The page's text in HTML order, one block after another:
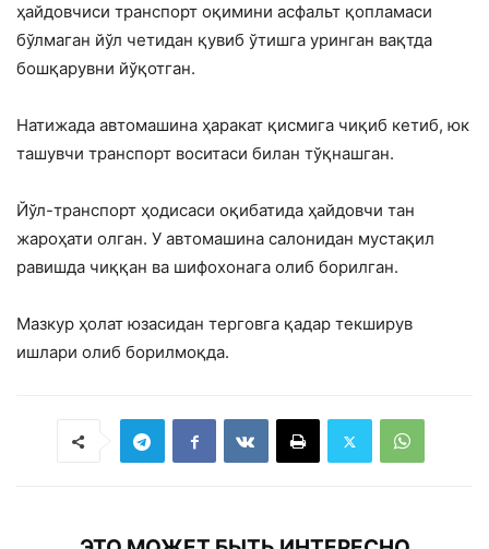
ҳайдовчиси транспорт оқимини асфальт қопламаси
бўлмаган йўл четидан қувиб ўтишга уринган вақтда
бошқарувни йўқотган.
Натижада автомашина ҳаракат қисмига чиқиб кетиб, юк
ташувчи транспорт воситаси билан тўқнашган.
Йўл-транспорт ҳодисаси оқибатида ҳайдовчи тан
жароҳати олган. У автомашина салонидан мустақил
равишда чиққан ва шифохонага олиб борилган.
Мазкур ҳолат юзасидан терговга қадар текширув
ишлари олиб борилмоқда.